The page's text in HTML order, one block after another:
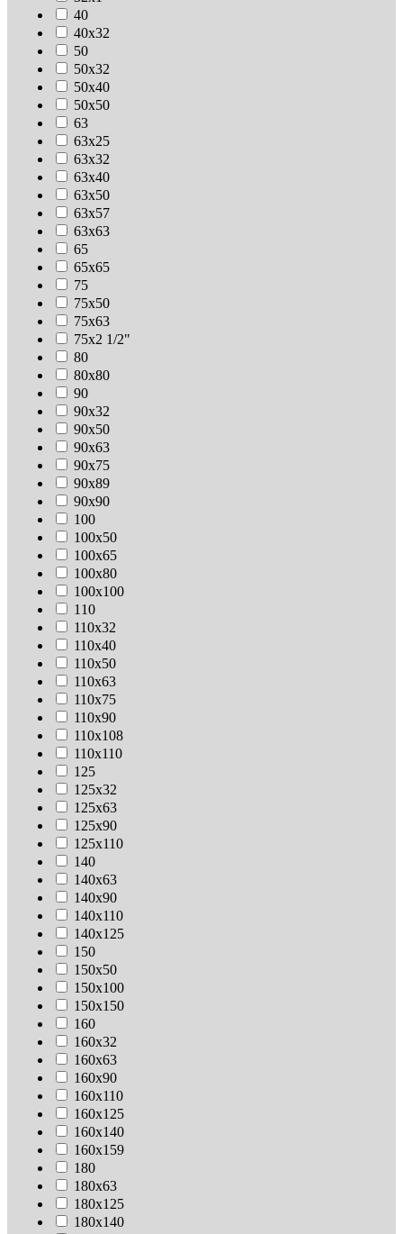
40
40х32
50
50х32
50х40
50х50
63
63х25
63х32
63х40
63х50
63х57
63х63
65
65х65
75
75х50
75х63
75х2 1/2"
80
80х80
90
90х32
90х50
90х63
90х75
90х89
90х90
100
100х50
100х65
100х80
100х100
110
110х32
110х40
110х50
110х63
110х75
110х90
110х108
110х110
125
125х32
125х63
125х90
125х110
140
140х63
140х90
140х110
140х125
150
150х50
150х100
150х150
160
160х32
160х63
160х90
160х110
160х125
160х140
160х159
180
180х63
180х125
180х140